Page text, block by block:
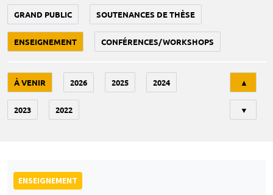
GRAND PUBLIC SOUTENANCES DE THÈSE
ENSEIGNEMENT CONFÉRENCES/WORKSHOPS
À VENIR 2026 2025 2024
2023 2022
▲
▼
ENSEIGNEMENT